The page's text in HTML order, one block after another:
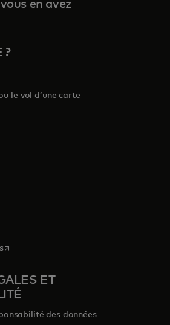
en avez
?
le vol d’une carte
nouvel onglet
s’ouvre dans un nouvel onglet
ET
des données